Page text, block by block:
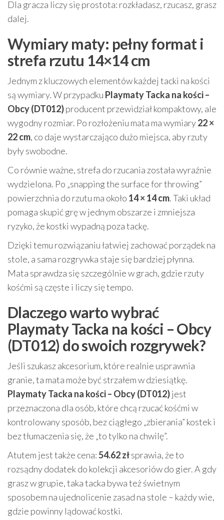
Dla gracza liczy się prostota: rozkładasz, rzucasz, grasz
dalej.
Wymiary maty: pełny format i
strefa rzutu 14×14 cm
Jednym z kluczowych elementów każdej tacki na kości
są wymiary. W przypadku Playmaty Tacka na kości –
Obcy (DT012)producent przewidział kompaktowy, ale
wygodny rozmiar. Po rozłożeniu mata ma wymiary22 ×
22 cm, co daje wystarczająco dużo miejsca, aby rzuty
były swobodne.
Co równie ważne, strefa do rzucania została wyraźnie
wydzielona. Po „snapping the surface for throwing”
powierzchnia do rzutu ma około 14 × 14 cm. Taki układ
pomaga skupić grę w jednym obszarze i zmniejsza
ryzyko, że kostki wypadną poza tackę.
Dzięki temu rozwiązaniu łatwiej zachować porządek na
stole, a sama rozgrywka staje się bardziej płynna.
Mata sprawdza się szczególnie w grach, gdzie rzuty
kośćmi są częste i liczy się tempo.
Dlaczego warto wybrać
Playmaty Tacka na kości – Obcy
(DT012) do swoich rozgrywek?
Jeśli szukasz akcesorium, które realnie usprawnia
granie, ta mata może być strzałem w dziesiątkę.
Playmaty Tacka na kości – Obcy (DT012)jest
przeznaczona dla osób, które chcą rzucać kośćmi w
kontrolowany sposób, bez ciągłego „zbierania” kostek i
bez tłumaczenia się, że „to tylko na chwilę”.
Atutem jest także cena:54.62 złsprawia, że to
rozsądny dodatek do kolekcji akcesoriów do gier. A gdy
grasz w grupie, taka tacka bywa też świetnym
sposobem na ujednolicenie zasad na stole – każdy wie,
gdzie powinny lądować kostki.